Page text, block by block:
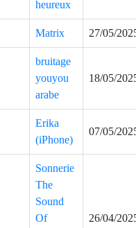
heureux
Matrix 27/05/
bruitage
youyou
arabe
18/05/
Erika
(iPhone)
07/05/
Sonnerie
The
Sound
Of
26/04/